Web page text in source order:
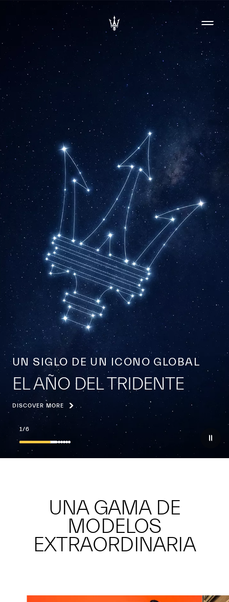
SIGLO DE UN ICONO GLOBAL
AÑO DEL TRIDENTE
MORE
2/6
UNA GAMA DE
MODELOS
EXTRAORDINARIA